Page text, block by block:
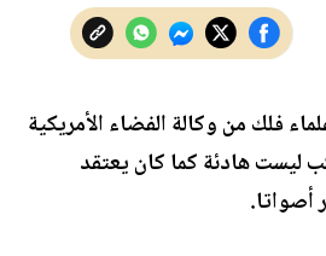
فلك من وكالة الفضاء الأمريكية
ليست هادئة كما كان يعتقد
أصواتا.